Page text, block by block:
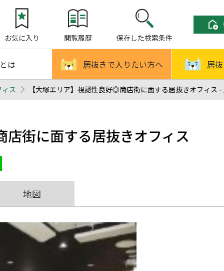
お気に入り 閲覧履歴 保存した検索条件
は 居抜きで入りたい方へ 居
ス 【大塚エリア】視認性良好◎商店街に面する居抜きオフィス
街に面する居抜きオフィス
地図